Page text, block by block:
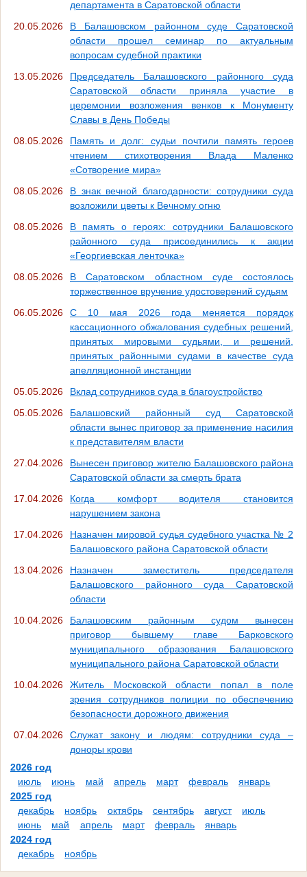
департамента в Саратовской области
20.05.2026
В Балашовском районном суде Саратовской
области прошел семинар по актуальным
вопросам судебной практики
13.05.2026
Председатель Балашовского районного суда
Саратовской области приняла участие в
церемонии возложения венков к Монументу
Славы в День Победы
08.05.2026
Память и долг: судьи почтили память героев
чтением стихотворения Влада Маленко
«Сотворение мира»
08.05.2026
В знак вечной благодарности: сотрудники суда
возложили цветы к Вечному огню
08.05.2026
В память о героях: сотрудники Балашовского
районного суда присоединились к акции
«Георгиевская ленточка»
08.05.2026
В Саратовском областном суде состоялось
торжественное вручение удостоверений судьям
06.05.2026
С 10 мая 2026 года меняется порядок
кассационного обжалования судебных решений,
принятых мировыми судьями, и решений,
принятых районными судами в качестве суда
апелляционной инстанции
05.05.2026
Вклад сотрудников суда в благоустройство
05.05.2026
Балашовский районный суд Саратовской
области вынес приговор за применение насилия
к представителям власти
27.04.2026
Вынесен приговор жителю Балашовского района
Саратовской области за смерть брата
17.04.2026
Когда комфорт водителя становится
нарушением закона
17.04.2026
Назначен мировой судья судебного участка № 2
Балашовского района Саратовской области
13.04.2026
Назначен заместитель председателя
Балашовского районного суда Саратовской
области
10.04.2026
Балашовским районным судом вынесен
приговор бывшему главе Барковского
муниципального образования Балашовского
муниципального района Саратовской области
10.04.2026
Житель Московской области попал в поле
зрения сотрудников полиции по обеспечению
безопасности дорожного движения
07.04.2026
Служат закону и людям: сотрудники суда –
доноры крови
2026 год
июль
июнь май апрель март февраль
январь
2025 год
декабрь
ноябрь октябрь сентябрь август
июль
июнь
май апрель март февраль
январь
2024 год
декабрь
ноябрь